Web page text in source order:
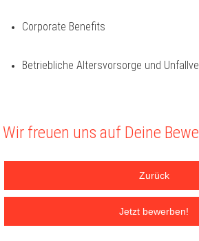
Corporate Benefits
Betriebliche Altersvorsorge und
Wir freuen uns auf Deine
Zurück
Jetzt bewerben!